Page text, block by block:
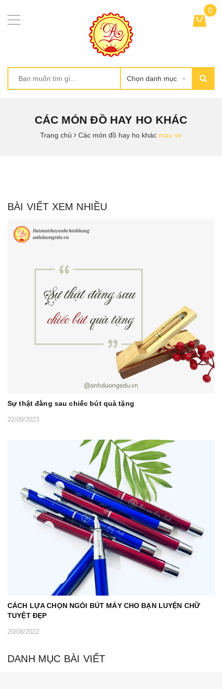
Chọn danh mục
0
CÁC MÓN ĐỒ HAY HO KHÁC
Trang chủ Các món đồ hay ho khác mau ve
BÀI VIẾT XEM NHIỀU
Sự thật đằng sau chiếc bút quà tặng
22/09/2023
CÁCH LỰA CHỌN NGÒI BÚT MÁY CHO BẠN LUYỆN CHỮ
TUYỆT ĐẸP
20/08/2022
DANH MỤC BÀI VIẾT